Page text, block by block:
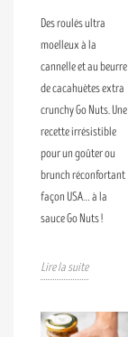
Des roulés ultra
moelleux à la
cannelle et au beurre
de cacahuètes extra
crunchy Go Nuts. Une
recette irrésistible
pour un goûter ou
brunch réconfortant
façon USA… à la
sauce Go Nuts !
Lire la suite